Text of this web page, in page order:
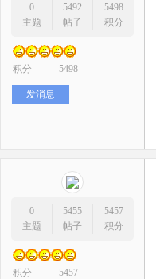
0
主题
5492
帖子
5498
积分
积分 5498
发消息
0
主题
5455
帖子
5457
积分
积分 5457